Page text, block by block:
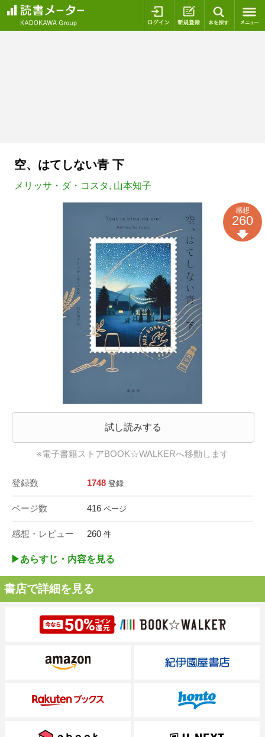
ログイン 新規登録
空、はてしない青 下
メリッサ・ダ・コスタ, 山本知子
試し読みする
※電子書籍ストアBOOK☆WALKERへ移動します
登録数 1748 登録
ページ数 416 ページ
感想・レビュー 260 件
感想
260
▶︎あらすじ・内容を見る
書店で詳細を見る